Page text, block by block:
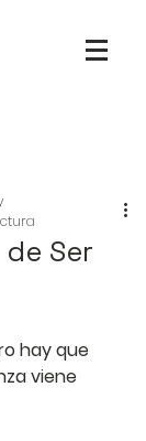
sesión
Ser
hay que
viene